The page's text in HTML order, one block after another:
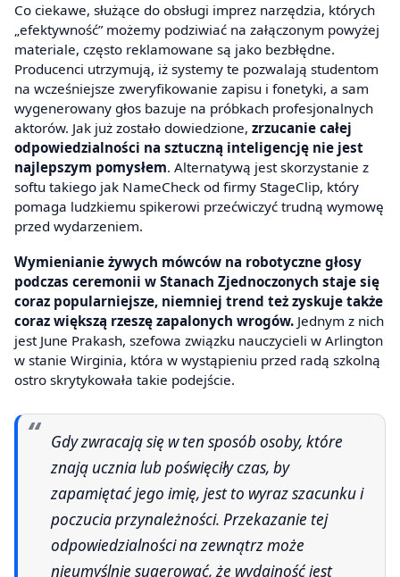
Co ciekawe, służące do obsługi imprez narzędzia, których
„efektywność” możemy podziwiać na załączonym powyżej
materiale, często reklamowane są jako bezbłędne.
Producenci utrzymują, iż systemy te pozwalają studentom
na wcześniejsze zweryfikowanie zapisu i fonetyki, a sam
wygenerowany głos bazuje na próbkach profesjonalnych
aktorów. Jak już zostało dowiedzione, zrzucanie całej
odpowiedzialności na sztuczną inteligencję nie jest
najlepszym pomysłem. Alternatywą jest skorzystanie z
softu takiego jak NameCheck od firmy StageClip, który
pomaga ludzkiemu spikerowi przećwiczyć trudną wymowę
przed wydarzeniem.
Wymienianie żywych mówców na robotyczne głosy
podczas ceremonii w Stanach Zjednoczonych staje się
coraz popularniejsze, niemniej trend też zyskuje także
coraz większą rzeszę zapalonych wrogów. Jednym z nich
jest June Prakash, szefowa związku nauczycieli w Arlington
w stanie Wirginia, która w wystąpieniu przed radą szkolną
ostro skrytykowała takie podejście.
Gdy zwracają się w ten sposób osoby, które
znają ucznia lub poświęciły czas, by
zapamiętać jego imię, jest to wyraz szacunku i
poczucia przynależności. Przekazanie tej
odpowiedzialności na zewnątrz może
nieumyślnie sugerować, że wydajność jest